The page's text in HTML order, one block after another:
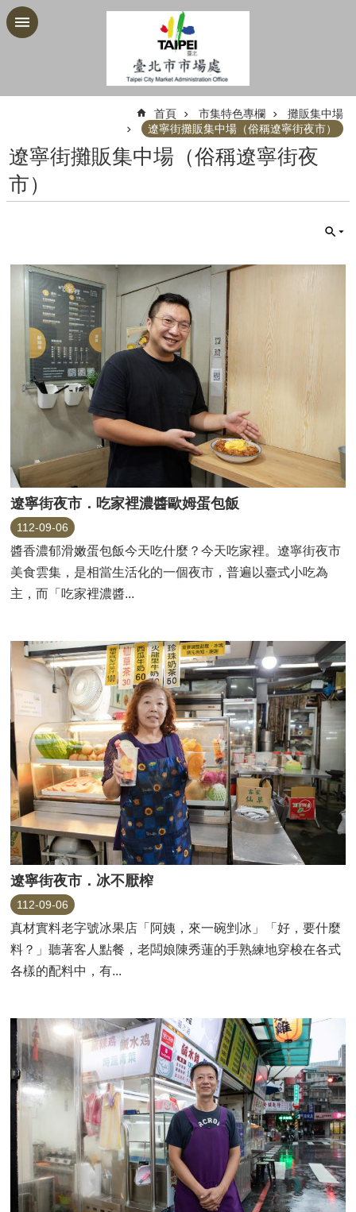
跳到主要內容區塊
首頁 市集特色專欄
攤販集中場
遼寧街攤販集中場（俗稱遼寧街夜市）
遼寧街攤販集中場（俗稱遼寧街夜
市）
遼寧街夜市．吃家裡濃醬歐姆蛋包飯
112-09-06
醬香濃郁滑嫩蛋包飯今天吃什麼？今天吃家裡。遼寧街夜市
美食雲集，是相當生活化的一個夜市，普遍以臺式小吃為
主，而「吃家裡濃醬...
遼寧街夜市．冰不厭榨
112-09-06
真材實料老字號冰果店「阿姨，來一碗剉冰」「好，要什麼
料？」聽著客人點餐，老闆娘陳秀蓮的手熟練地穿梭在各式
各樣的配料中，有...